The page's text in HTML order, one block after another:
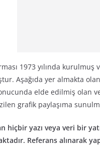
1973 yılında kurulmuş
Aşağıda yer almakta
elde edilmiş olan
grafik paylaşıma
hiçbir yazı veya veri bir
Referans alınarak